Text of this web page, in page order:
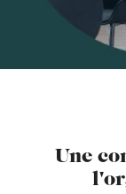
Une